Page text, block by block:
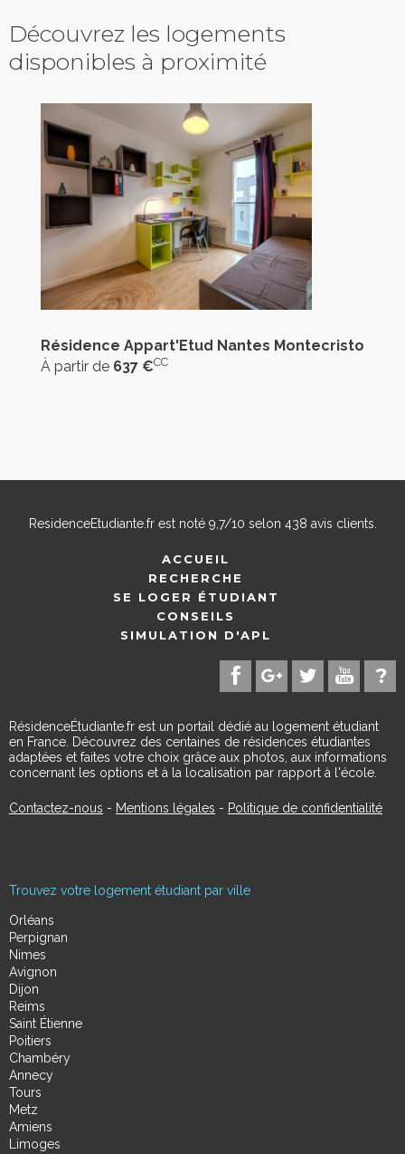
Découvrez les logements
disponibles à proximité
Résidence Appart'Etud Nantes Montecristo
À partir de 637 €CC
ResidenceEtudiante.frest noté 9,7/10 selon 438 avis clients.
ACCUEIL
RECHERCHE
SE LOGER ÉTUDIANT
CONSEILS
SIMULATION D'APL
RésidenceÉtudiante.fr est un portail dédié au logement étudiant
en France. Découvrez des centaines de résidences étudiantes
adaptées et faites votre choix grâce aux photos, aux informations
concernant les options et à la localisation par rapport à l'école.
Contactez-nous - Mentions légales - Politique de confidentialité
Trouvez votre logement étudiant par ville
Orléans
Perpignan
Nimes
Avignon
Dijon
Reims
Saint Étienne
Poitiers
Chambéry
Annecy
Tours
Metz
Amiens
Limoges